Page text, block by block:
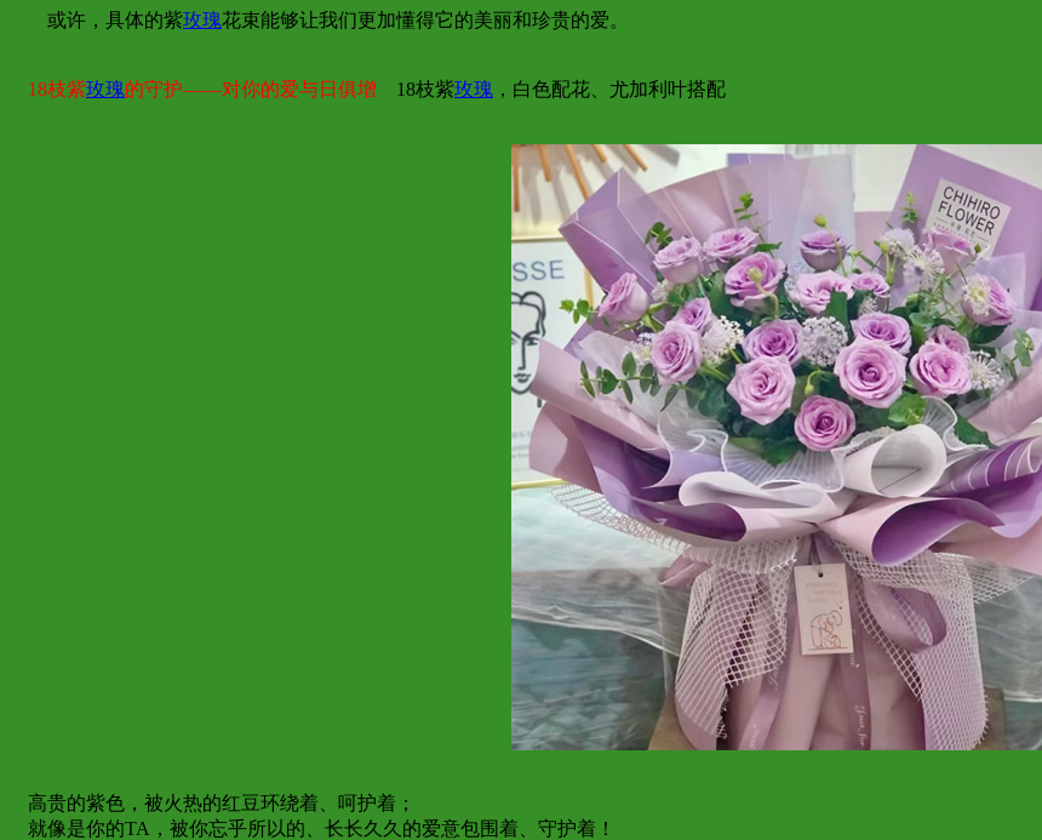
或许，具体的紫玫瑰花束能够让我们更加懂得它的美丽和珍贵的爱。
18枝紫玫瑰的守护——对你的爱与日俱增 18枝紫玫瑰 ，白色配花、尤加利叶搭配
高贵的紫色，被火热的红豆环绕着、呵护着；
就像是你的TA，被你忘乎所以的、长长久久的爱意包围着、守护着！